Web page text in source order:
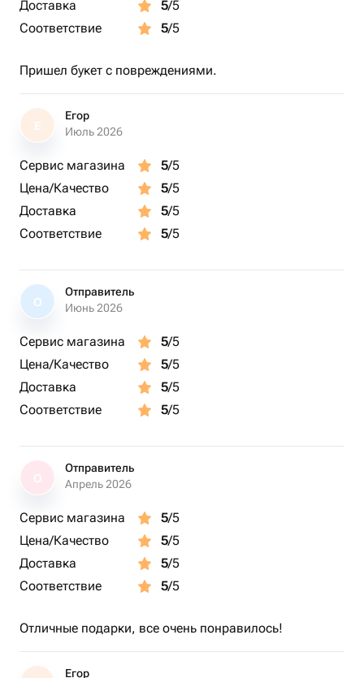
Доставка
5/5
Соответствие
5/5
Пришел букет с повреждениями.
Е
Егор
Июль 2026
Сервис магазина 5/5
Цена/Качество
5/5
Доставка
5/5
Соответствие
5/5
О
Отправитель
Июнь 2026
Сервис магазина 5/5
Цена/Качество
5/5
Доставка
5/5
Соответствие
5/5
Отправитель
Апрель 2026
Сервис магазина 5/5
Цена/Качество
5/5
Доставка
5/5
Соответствие
5/5
Отличные подарки, все очень понравилось!
Егор